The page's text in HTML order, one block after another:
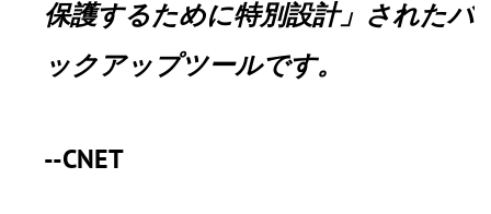
保護するために特別設計」されたバ
ックアップツールです。
--CNET